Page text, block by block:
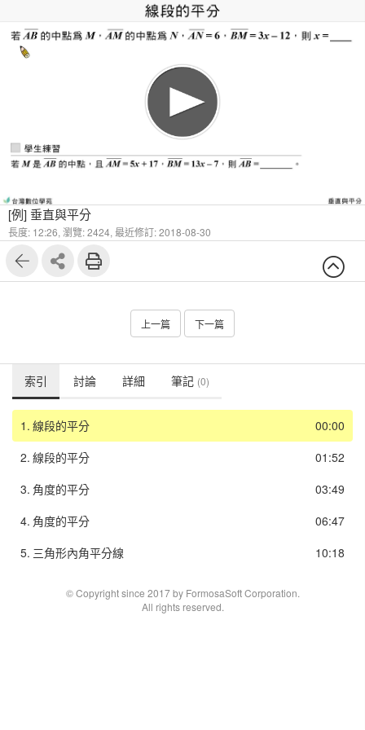
[例] 垂直與平分
長度: 12:26, 瀏覽: 2424, 最近修訂: 2018-08-30
上一篇 下一篇
索引 討論 詳細 筆記 (0)
00:00
1. 線段的平分
01:52
2. 線段的平分
03:49
3. 角度的平分
06:47
4. 角度的平分
10:18
5. 三角形內角平分線
© Copyright since 2017 by FormosaSoft Corporation.
All rights reserved.